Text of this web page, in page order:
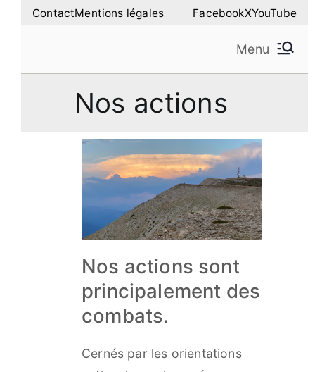
Aller
ContactMentions légales FacebookXYouTube
Amilure – Les Amis
de la Montagne de
Lure
Menu
Nos actions
Nos actions sont
principalement des
combats.
Cernés par les orientations